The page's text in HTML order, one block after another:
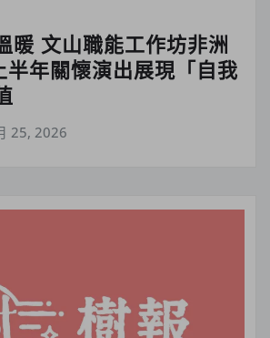
暖 文山職能工作坊非洲
半年關懷演出展現「自我
25, 2026